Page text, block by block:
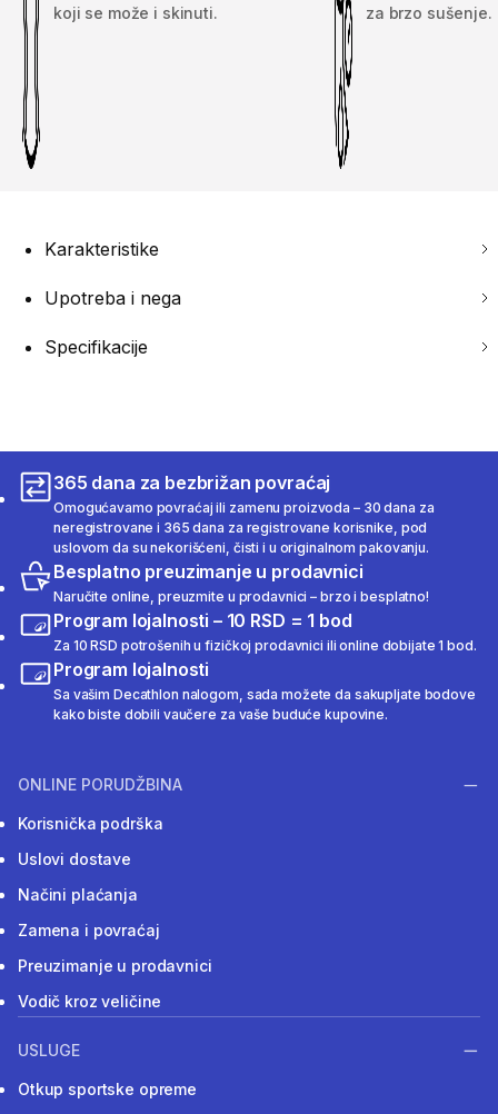
koji se može i skinuti.
za brzo sušenje.
Karakteristike
Upotreba i nega
Specifikacije
365 dana za bezbrižan povraćaj
Omogućavamo povraćaj ili zamenu proizvoda – 30 dana za
neregistrovane i 365 dana za registrovane korisnike, pod
uslovom da su nekorišćeni, čisti i u originalnom pakovanju.
Besplatno preuzimanje u prodavnici
Naručite online, preuzmite u prodavnici – brzo i besplatno!
Program lojalnosti – 10 RSD = 1 bod
Za 10 RSD potrošenih u fizičkoj prodavnici ili online dobijate 1 bod.
Program lojalnosti
Sa vašim Decathlon nalogom, sada možete da sakupljate bodove
kako biste dobili vaučere za vaše buduće kupovine.
ONLINE PORUDŽBINA
Korisnička podrška
Uslovi dostave
Načini plaćanja
Zamena i povraćaj
Preuzimanje u prodavnici
Vodič kroz veličine
USLUGE
Otkup sportske opreme